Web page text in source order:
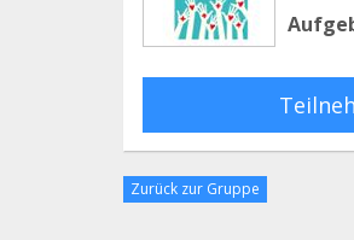
Zurück zur Gruppe